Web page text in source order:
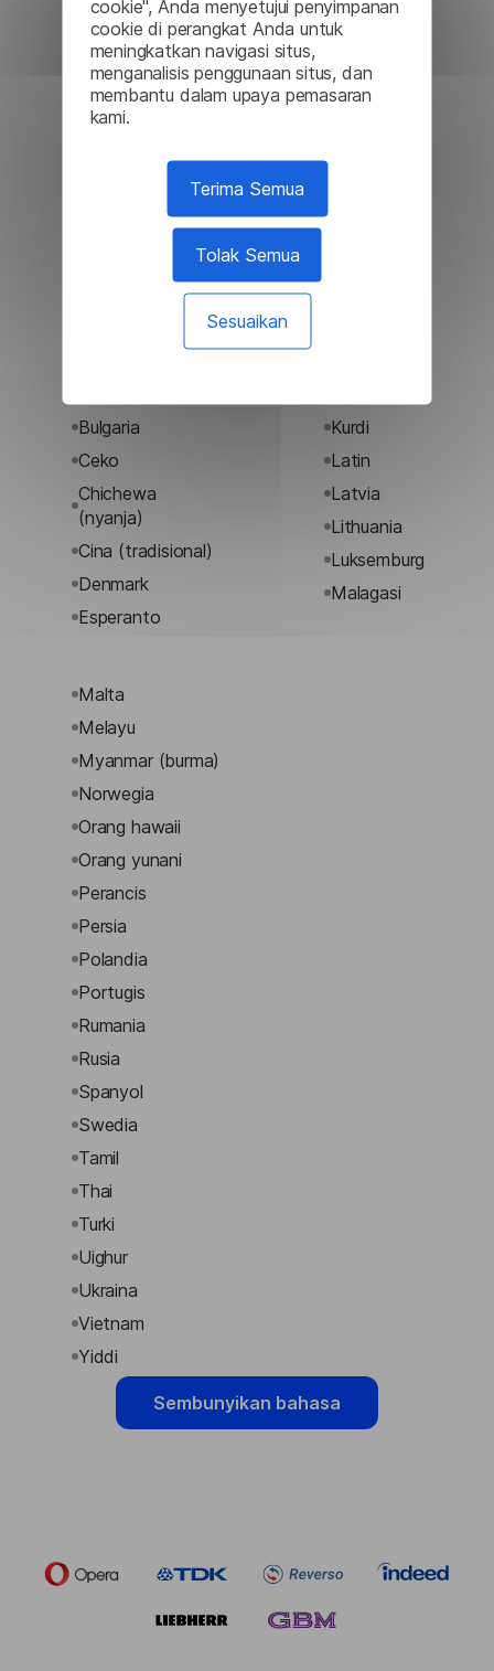
cookie", Anda menyetujui penyimpanan
cookie di perangkat Anda untuk
meningkatkan navigasi situs,
menganalisis penggunaan situs, dan
membantu dalam upaya pemasaran
kami.
Terima Semua
Tolak Semua
Sesuaikan
Bahasa tatar
Bahasa telugu
Bahasa urdu
Bahasa uzbek
Bahasa wales
Bahasa yoruba
Bulgaria
Ceko
Chichewa
(nyanja)
Cina (tradisional)
Denmark
Esperanto
Hongaria
Ibrani
Indonesia
Kurdi
Latin
Latvia
Lithuania
Luksemburg
Malagasi
Malta
Melayu
Myanmar (burma)
Norwegia
Orang hawaii
Orang yunani
Perancis
Persia
Polandia
Portugis
Rumania
Rusia
Spanyol
Swedia
Tamil
Thai
Turki
Uighur
Ukraina
Vietnam
Yiddi
Sembunyikan bahasa